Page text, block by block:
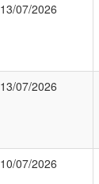
13/07/2026
13/07/2026
10/07/2026